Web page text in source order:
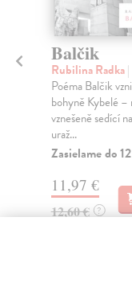
Balčik
Rubilina Radka
Poéma Balčik
bohyně Kybelé –
vznešeně sedící
uraž...
Zasielame do
11,97 €
12,60 € ?